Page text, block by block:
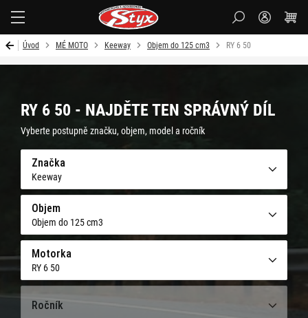
Úvod MÉ MOTO Keeway Objem do 125 cm3 RY 6 50
RY 6 50 - NAJDĚTE TEN SPRÁVNÝ DÍL
Vyberte postupně značku, objem, model a ročník
Značka
Keeway
Objem
Objem do 125 cm3
Motorka
RY 6 50
Ročník